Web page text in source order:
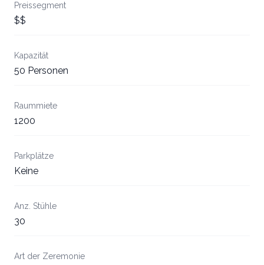
Preissegment
$$
Kapazität
50 Personen
Raummiete
1200
Parkplätze
Keine
Anz. Stühle
30
Art der Zeremonie